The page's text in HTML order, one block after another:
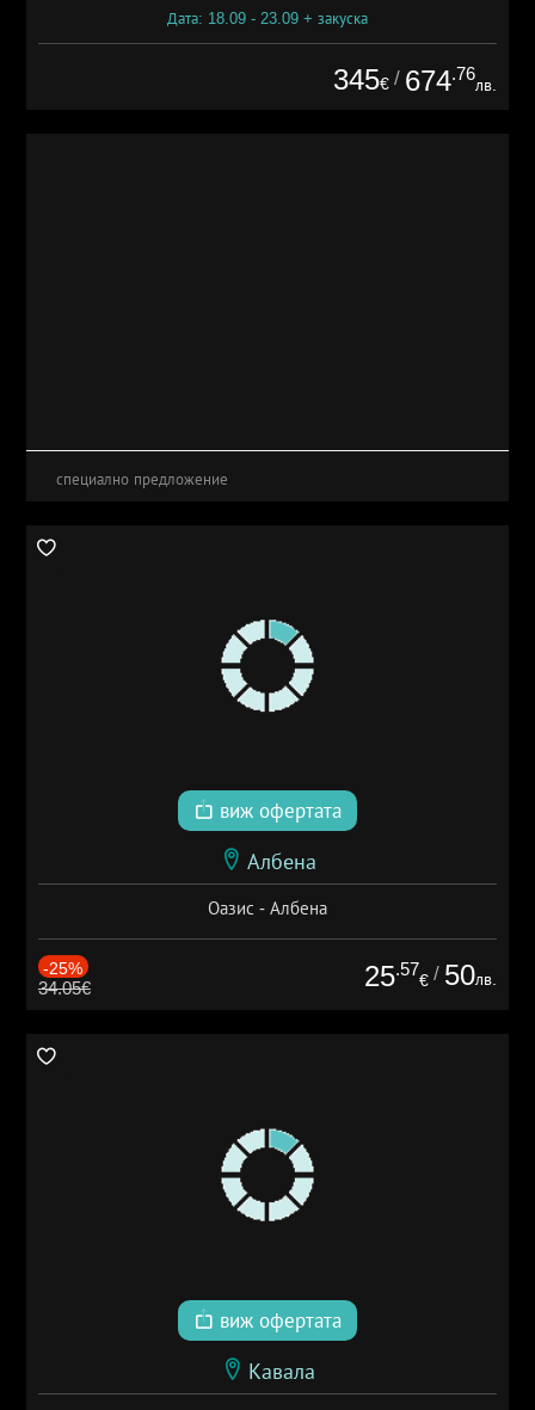
Дата: 18.09 - 23.09 + закуска
345€ / 674.76
лв.
специално предложение
виж офертата
Албена
Оазис - Албена
-25%
34.05€ 25.57
€ / 50лв.
виж офертата
Кавала